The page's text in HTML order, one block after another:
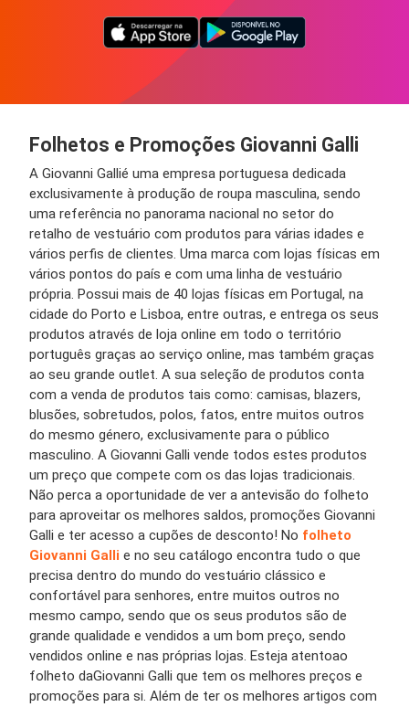
Folhetos e Promoções Giovanni Galli
A Giovanni Gallié uma empresa portuguesa dedicada
exclusivamente à produção de roupa masculina, sendo
uma referência no panorama nacional no setor do
retalho de vestuário com produtos para várias idades e
vários perfis de clientes. Uma marca com lojas físicas em
vários pontos do país e com uma linha de vestuário
própria. Possui mais de 40 lojas físicas em Portugal, na
cidade do Porto e Lisboa, entre outras, e entrega os seus
produtos através de loja online em todo o território
português graças ao serviço online, mas também graças
ao seu grande outlet. A sua seleção de produtos conta
com a venda de produtos tais como: camisas, blazers,
blusões, sobretudos, polos, fatos, entre muitos outros
do mesmo género, exclusivamente para o público
masculino. A Giovanni Galli vende todos estes produtos
um preço que compete com os das lojas tradicionais.
Não perca a oportunidade de ver a antevisão do folheto
para aproveitar os melhores saldos, promoções Giovanni
Galli e ter acesso a cupões de desconto! No folheto
Giovanni Galli e no seu catálogo encontra tudo o que
precisa dentro do mundo do vestuário clássico e
confortável para senhores, entre muitos outros no
mesmo campo, sendo que os seus produtos são de
grande qualidade e vendidos a um bom preço, sendo
vendidos online e nas próprias lojas. Esteja atentoao
folheto daGiovanni Galli que tem os melhores preços e
promoções para si. Além de ter os melhores artigos com